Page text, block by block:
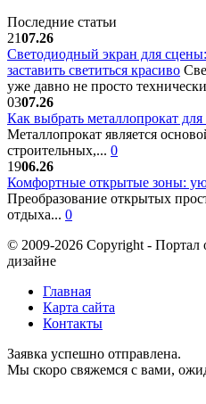
Последние статьи
2107.26
Светодиодный экран для
заставить светиться красиво
уже давно не просто
0307.26
Как выбрать металлопрокат для
Металлопрокат является
строительных,... 0
1906.26
Комфортные открытые зоны:
Преобразование открытых
отдыха... 0
© 2009-2026 Copyright - Портал
дизайне
Главная
Карта сайта
Контакты
Заявка успешно отправлена.
Мы скоро свяжемся с вами,